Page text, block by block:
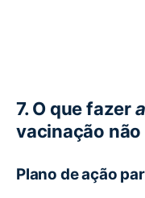
7. O que fazer
vacinação
Plano de ação